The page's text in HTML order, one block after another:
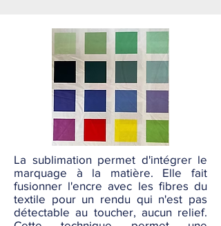
La sublimation permet d'intégrer le
marquage à la matière. Elle fait
fusionner l'encre avec les fibres du
textile pour un rendu qui n'est pas
détectable au toucher, aucun relief.